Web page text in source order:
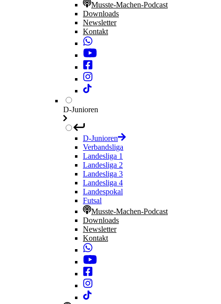
Musste-Machen-Podcast
Downloads
Newsletter
Kontakt
D-Junioren
D-Junioren
Verbandsliga
Landesliga 1
Landesliga 2
Landesliga 3
Landesliga 4
Landespokal
Futsal
Musste-Machen-Podcast
Downloads
Newsletter
Kontakt